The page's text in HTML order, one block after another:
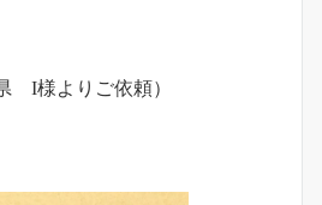
I様よりご依頼）